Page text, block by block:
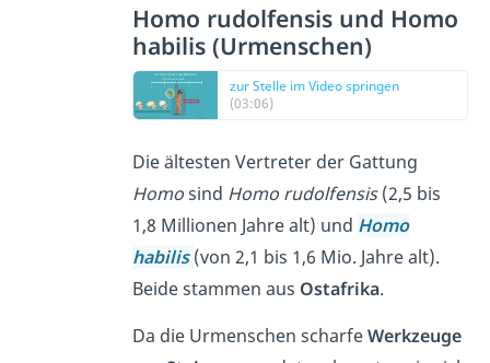
Homo rudolfensis und Homo
habilis (Urmenschen)
zur Stelle im Video springen
(03:06)
Die ältesten Vertreter der Gattung
Homosind Homo rudolfensis(2,5 bis
1,8 Millionen Jahre alt) und Homo
habilis(von 2,1 bis 1,6 Mio. Jahre alt).
Beide stammen aus Ostafrika.
Da die Urmenschen scharfeWerkzeuge